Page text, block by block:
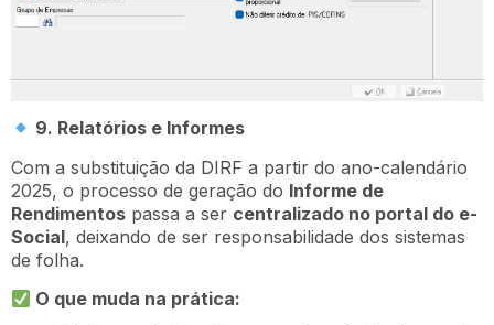
9. Relatórios e Informes
Com a substituição da DIRF a partir do ano-calendário
2025, o processo de geração do Informe de
Rendimentos passa a ser centralizado no portal do e-
Social, deixando de ser responsabilidade dos sistemas
de folha.
O que muda na prática: